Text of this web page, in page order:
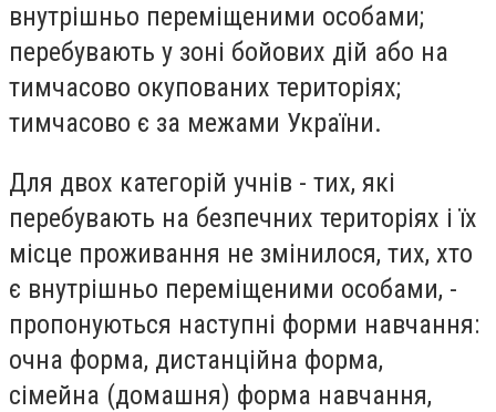
внутрішньо переміщеними особами;
перебувають у зоні бойових дій або на
тимчасово окупованих територіях;
тимчасово є за межами України.
Для двох категорій учнів - тих, які
перебувають на безпечних територіях і їх
місце проживання не змінилося, тих, хто
є внутрішньо переміщеними особами, -
пропонуються наступні форми навчання:
очна форма, дистанційна форма,
сімейна (домашня) форма навчання,